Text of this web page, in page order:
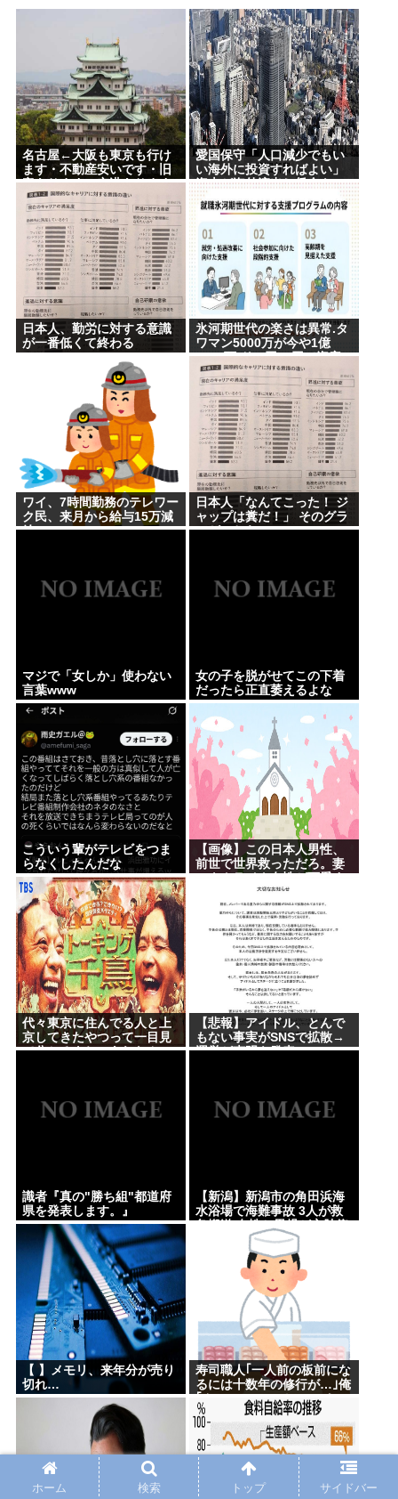
名古屋←大阪も東京も行け
ます・不動産安いです・旧
帝あります・空港あります
不人気な理由
愛国保守「人口減少でもい
い海外に投資すればよい」
資本が海外流出し賃金も
GDPも上がらず海外が成長
日本人、勤労に対する意識
が一番低くて終わる
氷河期世代の楽さは異常.タ
ワマン5000万が今や1億
5000万.ドル円80円で資産
形成.マジで楽な世代だった
な
ワイ、7時間勤務のテレワー
ク民、来月から給与15万減
給
日本人「なんてこった！ ジ
ャップは糞だ！」 そのグラ
フがこちら。
マジで「女しか」使わない
言葉www
女の子を脱がせてこの下着
だったら正直萎えるよな
こういう輩がテレビをつま
らなくしたんだな
【画像】この日本人男性、
前世で世界救っただろ。妻
のウクライナ女性が可愛す
代々東京に住んでる人と上
京してきたやつって一目見
て分かるよね。あれなん
【悲報】アイドル、とんで
もない事実がSNSで拡散→
運営が声明を発表www
識者『真の"勝ち組"都道府
県を発表します。』
【新潟】新潟市の角田浜海
水浴場で海難事故 3人が救
急搬送 女性と男児が心肺停
止 男性は意識あり
【 】メモリ、来年分が売り
切れ…
寿司職人｢一人前の板前にな
るには十数年の修行が…｣俺
｢ん、スシローでいいっしょ
(笑)あんまかわんねｗ｣
ホーム 検索 トップ サイドバー